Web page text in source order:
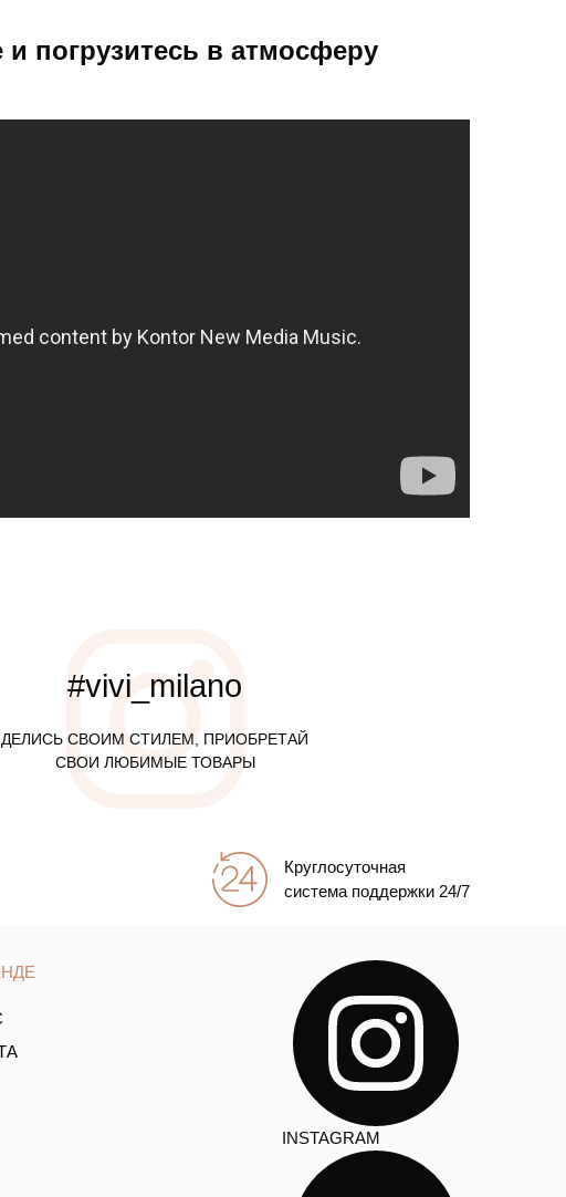
погрузитесь в атмосферу
#vivi_milano
ДЕЛИСЬ СВОИМ СТИЛЕМ, ПРИОБРЕТАЙ
СВОИ ЛЮБИМЫЕ ТОВАРЫ
Круглосуточная
система поддержки 24/7
INSTAGRAM